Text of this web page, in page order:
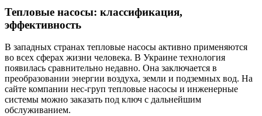
Тепловые насосы: классификация,
эффективность
В западных странах тепловые насосы активно применяются
во всех сферах жизни человека. В Украине технология
появилась сравнительно недавно. Она заключается в
преобразовании энергии воздуха, земли и подземных вод. На
сайте компании нес-груп тепловые насосы и инженерные
системы можно заказать под ключ с дальнейшим
обслуживанием.